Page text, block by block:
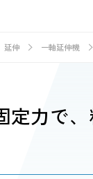
延伸 一軸延伸機
定力で